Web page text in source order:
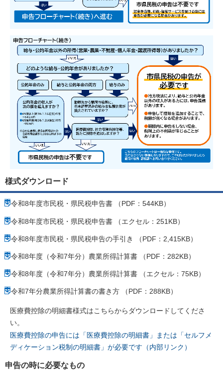
様式ダウンロード
令和8年度市民税・県民税申告書 （PDF：544KB）
令和8年度市民税・県民税申告書 （エクセル：251KB）
令和8年度市民税・県民税申告の手引き （PDF：2,415KB）
令和8年度（令和7年分）農業所得計算書 （PDF：282KB）
令和8年度（令和7年分）農業所得計算書 （エクセル：75KB）
令和7年分農業所得計算書の書き方 （PDF：288KB）
医療費控除の明細書様式はこちらからダウンロードしてくださ
い。
医療費控除の申告には「医療費控除の明細書」または「セルフメ
ディケーション税制の明細書」が必要です（内部リンク）
申告の時に必要なもの